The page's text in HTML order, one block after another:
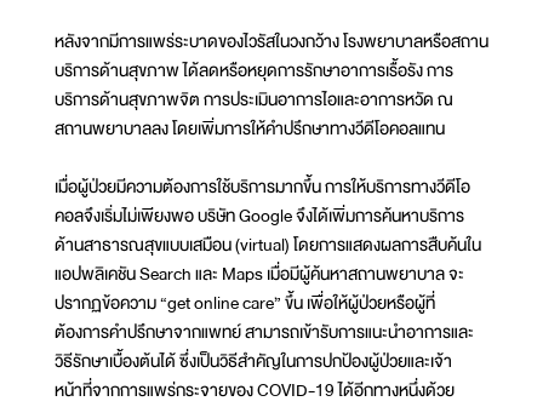
หลังจากมีการแพร่ระบาดของไวรัสในวงกว้าง โรงพยาบาลหรือสถาน
บริการด้านสุขภาพ ได้ลดหรือหยุดการรักษาอาการเรื้อรัง การ
บริการด้านสุขภาพจิต การประเมินอาการไอและอาการหวัด ณ
สถานพยาบาลลง โดยเพิ่มการให้คำปรึกษาทางวีดีโอคอลแทน
เมื่อผู้ป่วยมีความต้องการใช้บริการมากขึ้น การให้บริการทางวีดีโอ
คอลจึงเริ่มไม่เพียงพอ บริษัท Google จึงได้เพิ่มการค้นหาบริการ
ด้านสาธารณสุขแบบเสมือน (virtual) โดยการแสดงผลการสืบค้นใน
แอปพลิเคชัน Search และ Maps เมื่อมีผู้ค้นหาสถานพยาบาล จะ
ปรากฏข้อความ “get online care” ขึ้น เพื่อให้ผู้ป่วยหรือผู้ที่
ต้องการคำปรึกษาจากแพทย์ สามารถเข้ารับการแนะนำอาการและ
วิธีรักษาเบื้องต้นได้ ซึ่งเป็นวิธีสำคัญในการปกป้องผู้ป่วยและเจ้า
หน้าที่จากการแพร่กระจายของ COVID-19 ได้อีกทางหนึ่งด้วย